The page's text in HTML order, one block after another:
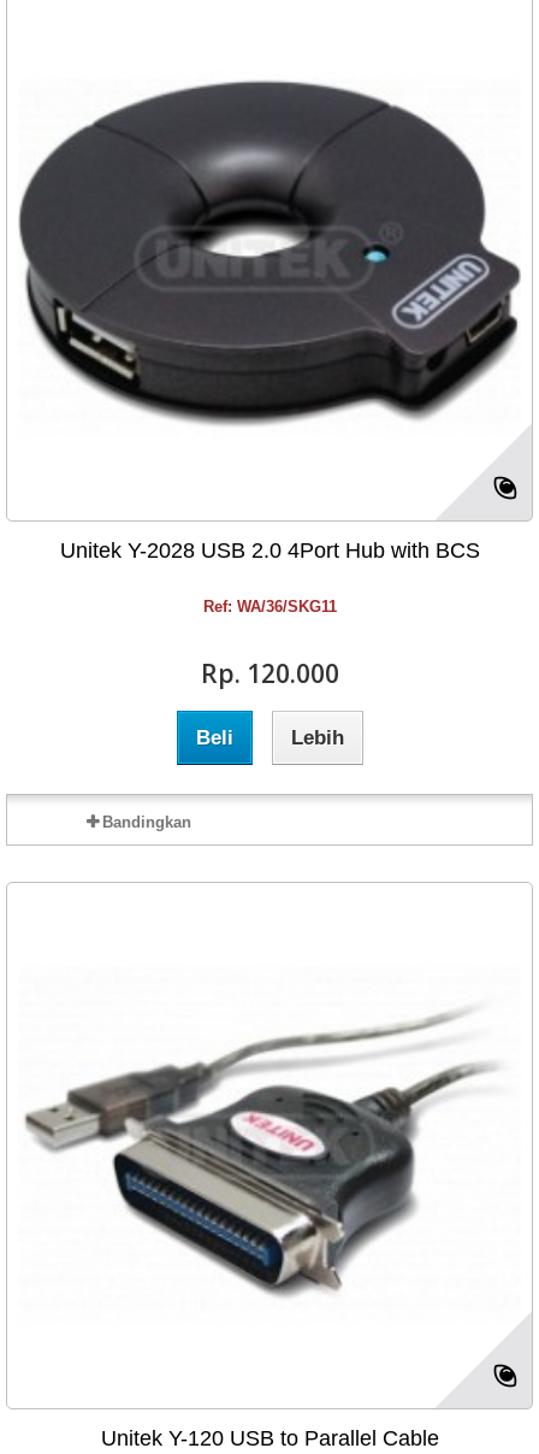
Unitek Y-2028 USB 2.0 4Port Hub with BCS
Ref: WA/36/SKG11
Rp‎. 120.000
Beli Lebih
Bandingkan
Unitek Y-120 USB to Parallel Cable